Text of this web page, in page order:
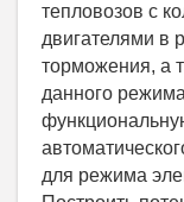
тепловозов с
двигателями в
торможения, а
данного
для режима